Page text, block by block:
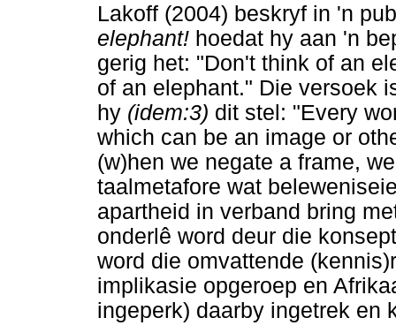
Lakoff (2004) beskryf in 'n
elephant! hoedat hy aan 'n
gerig het: "Don't think of an
of an elephant." Die versoek
hy (idem:3) dit stel: "Every
which can be an image or
(w)hen we negate a frame,
taalmetafore wat
apartheid in verband bring
onderlê word deur die
word die omvattende
implikasie opgeroep en
ingeperk) daarby ingetrek en